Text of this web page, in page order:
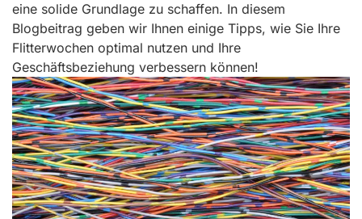
eine solide Grundlage zu schaffen. In diesem
Blogbeitrag geben wir Ihnen einige Tipps, wie Sie Ihre
Flitterwochen optimal nutzen und Ihre
Geschäftsbeziehung verbessern können!